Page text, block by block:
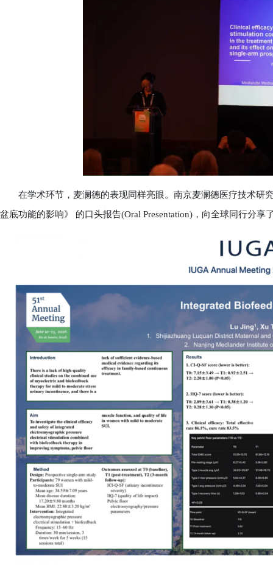
在学术环节，麦澜德的表现同样亮眼。南京麦澜德医疗技术研
盆底功能的影响》 的口头报告(Oral Presentation)，向全球同行分